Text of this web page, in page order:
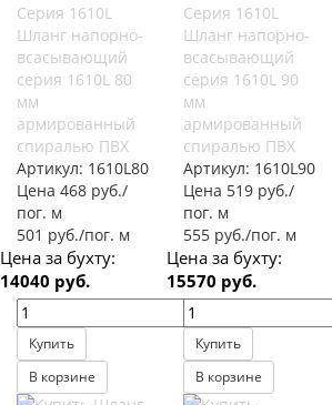
Серия 1610L
Шланг напорно-
всасывающий
серия 1610L 80
мм
армированный
спиралью ПВХ
Артикул: 1610L80
Цена 468 руб./
пог. м
501 руб./пог. м
Цена за бухту:
14040 руб.
Купить
В корзине
Серия 1610L
Шланг напорно-
всасывающий
серия 1610L 90
мм
армированный
спиралью ПВХ
Артикул: 1610L90
Цена 519 руб./
пог. м
555 руб./пог. м
Цена за бухту:
15570 руб.
Купить
В корзине